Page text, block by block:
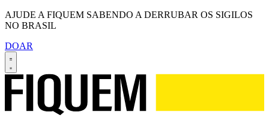
AJUDE A FIQUEM SABENDO A DERRUBAR OS SIGILOS
NO BRASIL
DOAR